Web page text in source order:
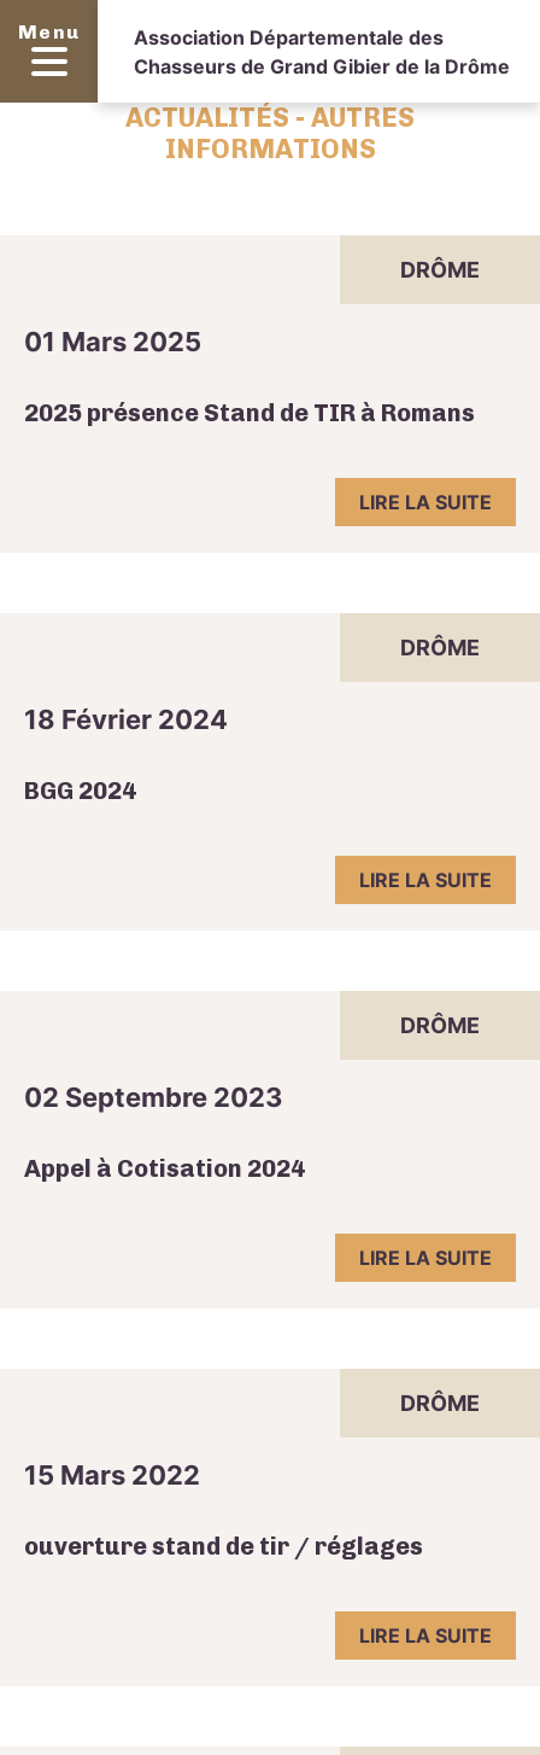
Menu
Association Départementale des
Chasseurs de Grand Gibier de la Drôme
ACTUALITÉS - AUTRES
INFORMATIONS
DRÔME
01 Mars 2025
2025 présence Stand de TIR à Romans
LIRE LA SUITE
DRÔME
18 Février 2024
BGG 2024
LIRE LA SUITE
DRÔME
02 Septembre 2023
Appel à Cotisation 2024
LIRE LA SUITE
DRÔME
15 Mars 2022
ouverture stand de tir / réglages
LIRE LA SUITE